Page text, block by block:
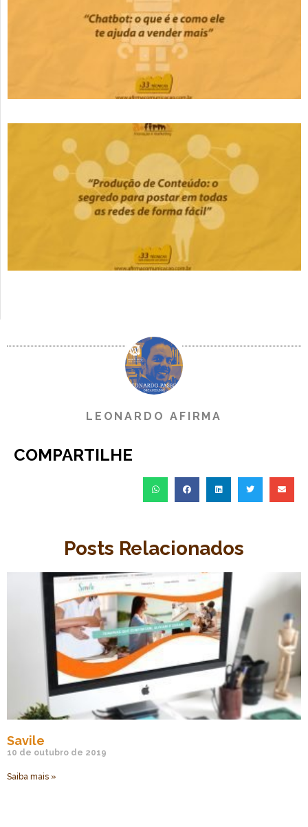
LEONARDO AFIRMA
COMPARTILHE
Posts Relacionados
Savile
10 de outubro de 2019
Saiba mais »